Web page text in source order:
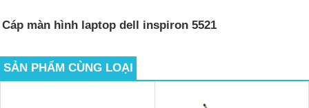
Cáp màn hình laptop dell inspiron 5521
SẢN PHẨM CÙNG LOẠI